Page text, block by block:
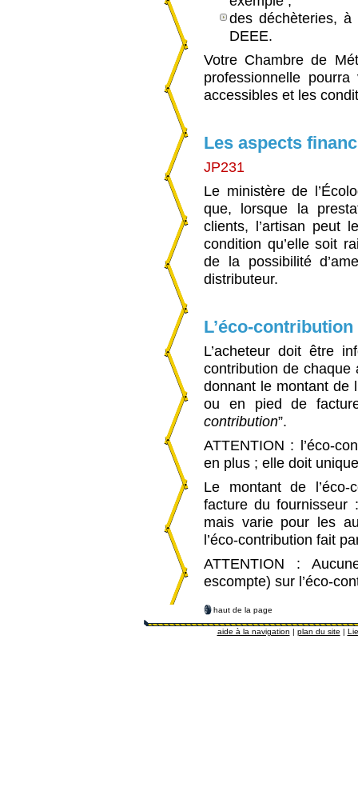
des déchèteries, à
DEEE.
Votre Chambre de
professionnelle
accessibles et les
Les aspects
JP231
Le ministère de
que, lorsque la
clients, l’artisan peut
condition qu’elle soit
de la possibilité
distributeur.
L’éco-contribution
L’acheteur doit être
contribution de chaque
donnant le montant de
ou en pied de
contribution”.
ATTENTION : l’éco-
en plus ; elle doit
Le montant de
facture du
mais varie pour les
l’éco-contribution fait
ATTENTION :
escompte) sur l’éco-
haut de la page
aide à la navigation | plan du site |